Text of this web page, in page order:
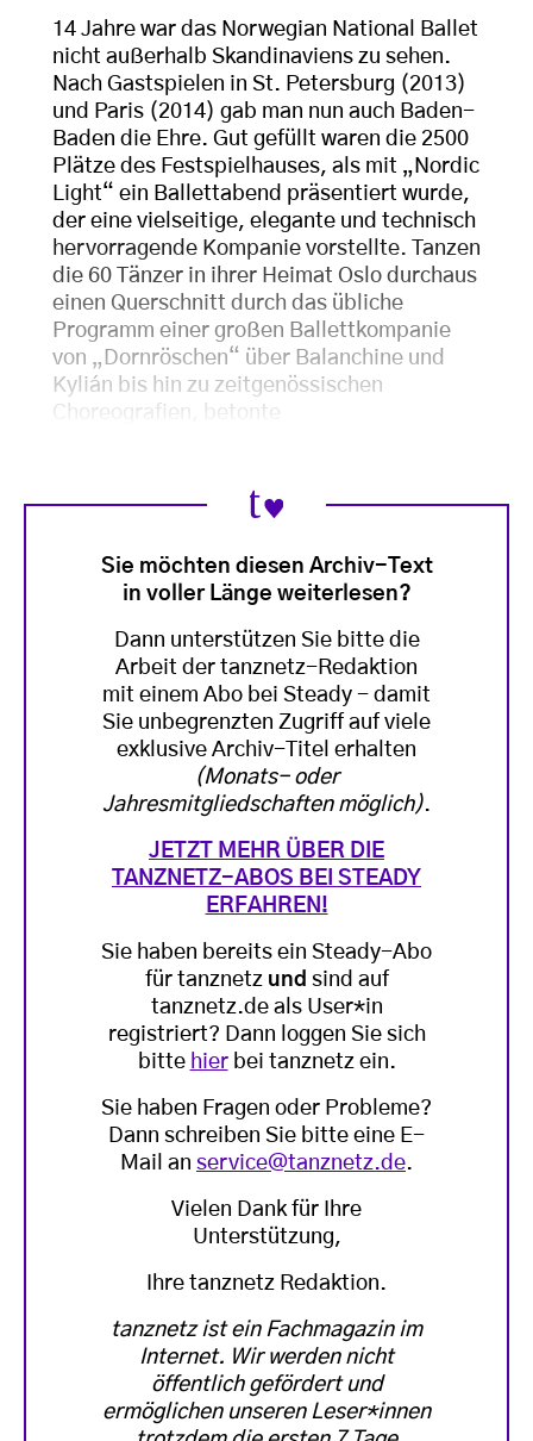
14 Jahre war das Norwegian National Ballet
nicht außerhalb Skandinaviens zu sehen.
Nach Gastspielen in St. Petersburg (2013)
und Paris (2014) gab man nun auch Baden-
Baden die Ehre. Gut gefüllt waren die 2500
Plätze des Festspielhauses, als mit „Nordic
Light“ ein Ballettabend präsentiert wurde,
der eine vielseitige, elegante und technisch
hervorragende Kompanie vorstellte. Tanzen
die 60 Tänzer in ihrer Heimat Oslo durchaus
einen Querschnitt durch das übliche
Programm einer großen Ballettkompanie
von „Dornröschen“ über Balanchine und
Kylián bis hin zu zeitgenössischen
Choreografien, betonte
Sie möchten diesen Archiv-Text
in voller Länge weiterlesen?
Dann unterstützen Sie bitte die
Arbeit der tanznetz-Redaktion
mit einem Abo bei Steady - damit
Sie unbegrenzten Zugriff auf viele
exklusive Archiv-Titel erhalten
(Monats- oder
Jahresmitgliedschaften möglich).
JETZT MEHR ÜBER DIE
TANZNETZ-ABOS BEI STEADY
ERFAHREN!
Sie haben bereits ein Steady-Abo
für tanznetz und sind auf
tanznetz.de als User*in
registriert? Dann loggen Sie sich
bitte hierbei tanznetz ein.
Sie haben Fragen oder Probleme?
Dann schreiben Sie bitte eine E-
Mail an service@tanznetz.de.
Vielen Dank für Ihre
Unterstützung,
Ihre tanznetz Redaktion.
tanznetz ist ein Fachmagazin im
Internet. Wir werden nicht
öffentlich gefördert und
ermöglichen unseren Leser*innen